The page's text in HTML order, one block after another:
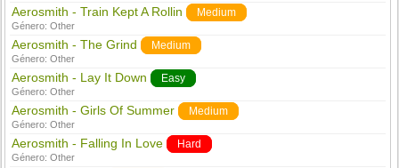
Aerosmith - Train Kept A Rollin Medium
Género:Other
Aerosmith - The Grind Medium
Género:Other
Aerosmith - Lay It Down Easy
Género:Other
Aerosmith - Girls Of Summer Medium
Género:Other
Aerosmith - Falling In Love Hard
Género:Other